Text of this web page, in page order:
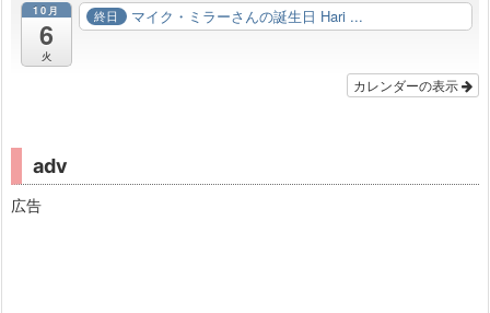
10月
6
火
終日 マイク・ミラーさんの誕生日 Hari ...
カレンダーの表示
adv
広告